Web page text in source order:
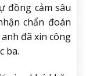
đồng cảm sâu
chẩn đoán
đã xin công
ba.